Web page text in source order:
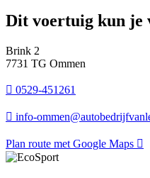
Dit voertuig kun je
Brink 2
7731 TG Ommen
0529-451261
info-
Plan route met Google Maps